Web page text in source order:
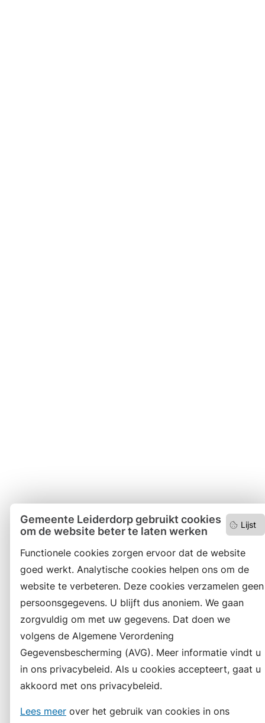
Lijst
Gemeente Leiderdorp gebruikt cookies
om de website beter te laten werken
Functionele cookies zorgen ervoor dat de website
goed werkt. Analytische cookies helpen ons om de
website te verbeteren. Deze cookies verzamelen geen
persoonsgegevens. U blijft dus anoniem. We gaan
zorgvuldig om met uw gegevens. Dat doen we
volgens de Algemene Verordening
Gegevensbescherming (AVG). Meer informatie vindt u
in ons privacybeleid. Als u cookies accepteert, gaat u
akkoord met ons privacybeleid.
Lees meer over het gebruik van cookies in ons